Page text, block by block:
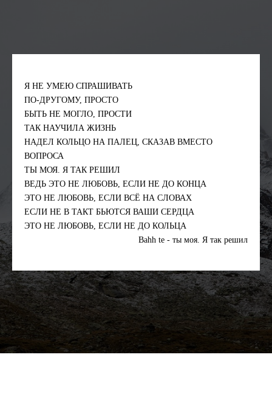
Я НЕ УМЕЮ СПРАШИВАТЬ
ПО-ДРУГОМУ, ПРОСТО
БЫТЬ НЕ МОГЛО, ПРОСТИ
ТАК НАУЧИЛА ЖИЗНЬ
НАДЕЛ КОЛЬЦО НА ПАЛЕЦ, СКАЗАВ ВМЕСТО
ВОПРОСА
ТЫ МОЯ. Я ТАК РЕШИЛ
ВЕДЬ ЭТО НЕ ЛЮБОВЬ, ЕСЛИ НЕ ДО КОНЦА
ЭТО НЕ ЛЮБОВЬ, ЕСЛИ ВСЁ НА СЛОВАХ
ЕСЛИ НЕ В ТАКТ БЬЮТСЯ ВАШИ СЕРДЦА
ЭТО НЕ ЛЮБОВЬ, ЕСЛИ НЕ ДО КОЛЬЦА
Bahh te - ты моя. Я так решил